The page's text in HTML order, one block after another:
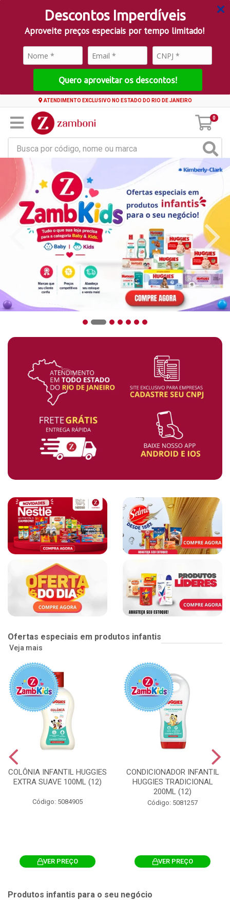
Descontos Imperdíveis
Aproveite preços especiais por tempo limitado!
Quero aproveitar os descontos!
ATENDIMENTO EXCLUSIVO NO ESTADO DO RIO DE JANEIRO
0
Ofertas especiais em produtos infantis
Veja mais
COLÔNIA INFANTIL HUGGIES
EXTRA SUAVE 100ML (12)
Código: 5084905
VER PREÇO
CONDICIONADOR INFANTIL
HUGGIES TRADICIONAL
200ML (12)
Código: 5081257
VER PREÇO
Produtos infantis para o seu negócio